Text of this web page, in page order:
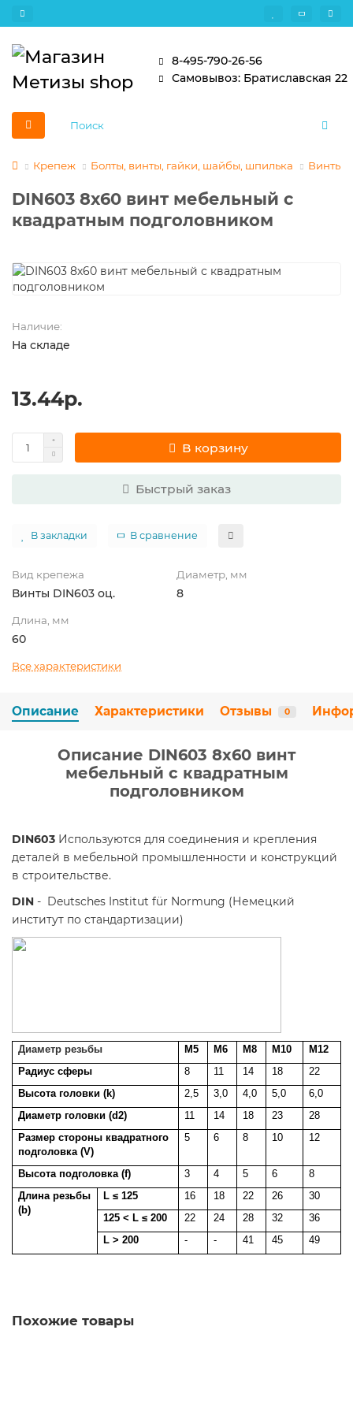
8-495-790-26-56
Самовывоз: Братиславская 22
Крепеж Болты, винты, гайки, шайбы, шпилька Винты
DIN603 8х60 винт мебельный с
квадратным подголовником
Наличие:
На складе
13.44р.
В корзину
Быстрый заказ
В закладки В сравнение
Вид крепежа
Винты DIN603 оц.
Диаметр, мм
8
Длина, мм
60
Все характеристики
Описание Характеристики Отзывы 0
Описание DIN603 8х60 винт
мебельный с квадратным
подголовником
DIN603 Используются для соединения и крепления
деталей в мебельной промышленности и конструкций
в строительстве.
DIN - Deutsches Institut für Normung (Немецкий
институт по стандартизации)
Диаметр резьбы М5 М6 М8 М10
М12
Радиус сферы
8 11 14 18
22
Высота головки (k)
2,5 3,0 4,0 5,0
6,0
Диаметр головки (d2)
11 14 18 23
28
Размер стороны квадратного
подголовка (V)
5 6 8 10 12
Высота подголовка (f) 3 4 5 6
8
Длина резьбы
(b)
L ≤ 125 16 18 22 26
30
125 < L ≤ 200
22 24 28 32
36
L > 200
- - 41 45 49
Похожие товары